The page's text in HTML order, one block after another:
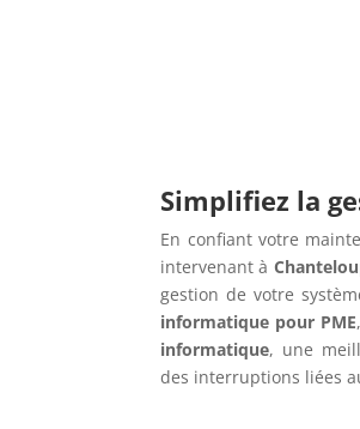
Simplifiez la
En confiant votre
intervenant à
gestion de votre
informatique pour PME,
informatique, une
des interruptions liées